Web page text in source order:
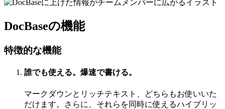
DocBaseの機能
特徴的な機能
誰でも使える。爆速で書ける。
マークダウンとリッチテキスト、どちらもお使いいた
だけます。さらに、それらを同時に使えるハイブリッ